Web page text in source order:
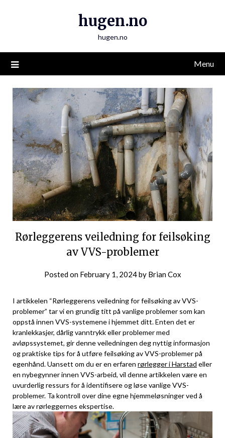
hugen.no
hugen.no
Menu
Rørleggerens veiledning for feilsøking
av VVS-problemer
Posted on February 1, 2024by Brian Cox
I artikkelen “Rørleggerens veiledning for feilsøking ‍av‌ VVS-
problemer” ⁤tar vi en grundig titt på vanlige problemer som kan
oppstå innen VVS-systemene i hjemmet ditt. ‍Enten det er
kranlekkasjer, dårlig vanntrykk​ eller problemer med
avløpssystemet, gir‍ denne veiledningen deg nyttig informasjon
og ​praktiske‌ tips for å utføre feilsøking av VVS-problemer på
egenhånd. Uansett om du ⁤er en erfaren rørlegger i Harstad eller
en nybegynner innen VVS-arbeid, vil denne artikkelen være en
uvurderlig ressurs for å identifisere⁣ og løse vanlige VVS-
problemer. Ta ⁢kontroll over dine⁣ egne hjemmeløsninger ved å​
lære av rørleggernes ekspertise.